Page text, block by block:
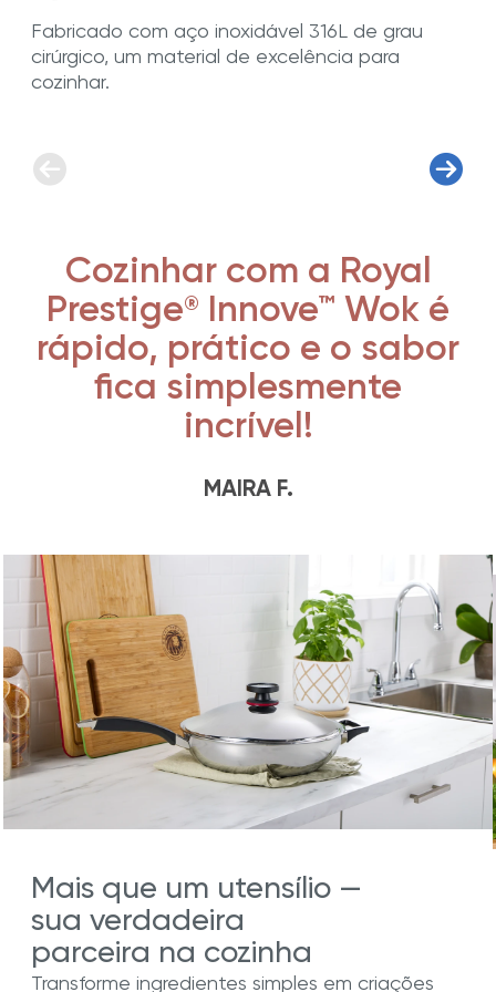
Fabricado com aço inoxidável 316L de grau
cirúrgico, um material de excelência para
cozinhar.
Cozinhar com a Royal
Prestige® Innove™ Wok é
rápido, prático e o sabor
fica simplesmente
incrível!
MAIRA F.
Mais que um utensílio —
sua verdadeira
parceira na cozinha
Transforme ingredientes simples em criações